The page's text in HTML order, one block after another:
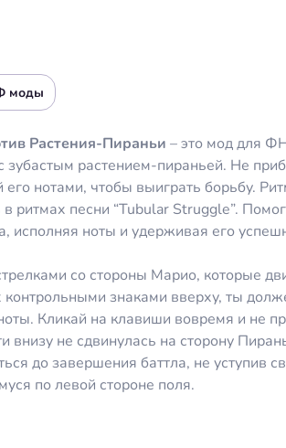
моды
Растения-Пираньи – это мод для
зубастым растением-пираньей. Не
его нотами, чтобы выиграть борьбу.
в ритмах песни “Tubular Struggle”.
исполняя ноты и удерживая его
со стороны Марио, которые
контрольными знаками вверху, ты
Кликай на клавиши вовремя и не
внизу не сдвинулась на сторону
до завершения баттла, не уступив
по левой стороне поля.